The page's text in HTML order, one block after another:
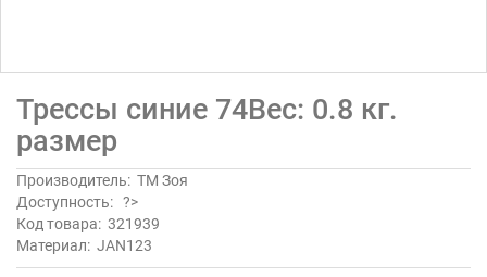
Трессы синие 74Вес: 0.8 кг.
размер
Производитель: ТМ Зоя
Доступность: ?>
Код товара: 321939
Материал: JAN123